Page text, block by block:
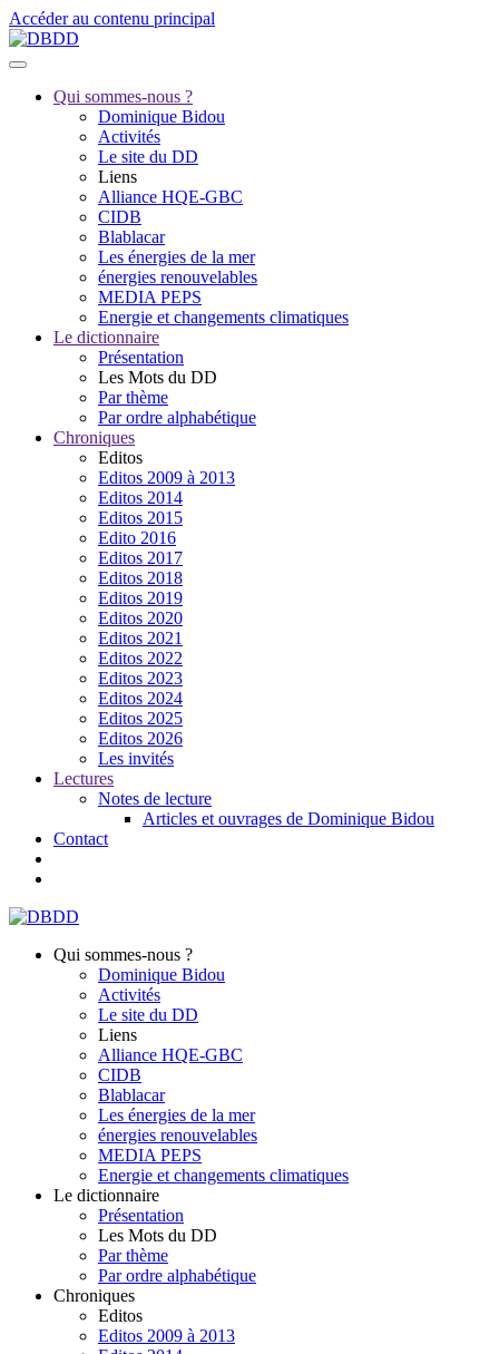
Accéder au contenu principal
Qui sommes-nous ?
Dominique Bidou
Activités
Le site du DD
Liens
Alliance HQE-GBC
CIDB
Blablacar
Les énergies de la mer
énergies renouvelables
MEDIA PEPS
Energie et changements climatiques
Le dictionnaire
Présentation
Les Mots du DD
Par thème
Par ordre alphabétique
Chroniques
Editos
Editos 2009 à 2013
Editos 2014
Editos 2015
Edito 2016
Editos 2017
Editos 2018
Editos 2019
Editos 2020
Editos 2021
Editos 2022
Editos 2023
Editos 2024
Editos 2025
Editos 2026
Les invités
Lectures
Notes de lecture
Articles et ouvrages de Dominique Bidou
Contact
Qui sommes-nous ?
Dominique Bidou
Activités
Le site du DD
Liens
Alliance HQE-GBC
CIDB
Blablacar
Les énergies de la mer
énergies renouvelables
MEDIA PEPS
Energie et changements climatiques
Le dictionnaire
Présentation
Les Mots du DD
Par thème
Par ordre alphabétique
Chroniques
Editos
Editos 2009 à 2013